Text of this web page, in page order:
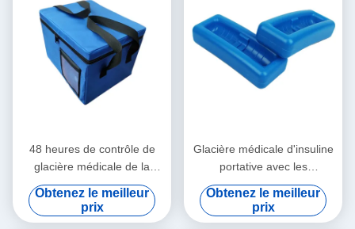
48 heures de contrôle de
glacière médicale de la
température isolée avec le
sac de tissu d'Oxford
Obtenez le meilleur
prix
Glacière médicale d'insuline
portative avec les
températures
personnalisables faciles à
nettoyer
Obtenez le meilleur
prix